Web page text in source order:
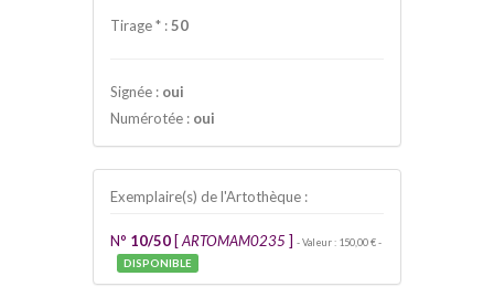
Tirage* :50
Signée : oui
Numérotée : oui
Exemplaire(s) de l'Artothèque :
N° 10/50 [ARTOMAM0235 ] - Valeur : 150,00 € -
DISPONIBLE